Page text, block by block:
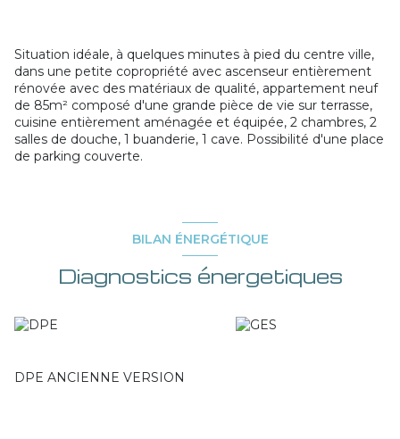
Situation idéale, à quelques minutes à pied du centre ville,
dans une petite copropriété avec ascenseur entièrement
rénovée avec des matériaux de qualité, appartement neuf
de 85m² composé d'une grande pièce de vie sur terrasse,
cuisine entièrement aménagée et équipée, 2 chambres, 2
salles de douche, 1 buanderie, 1 cave. Possibilité d'une place
de parking couverte.
BILAN ÉNERGÉTIQUE
Diagnostics énergetiques
DPE ANCIENNE VERSION